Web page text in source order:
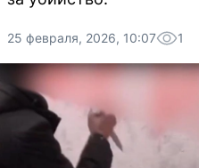
25 февраля, 2026, 10:07 1